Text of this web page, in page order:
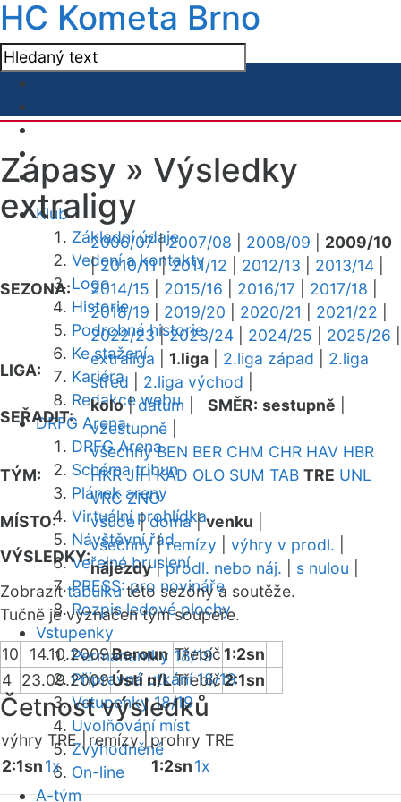
HC Kometa Brno
Klub
Základní údaje
Vedení a kontakty
Logo
Historie
Podrobná historie
Ke stažení
Kariéra
Redakce webu
DRFG Arena
DRFG Arena
Schéma tribun
Plánek areny
Virtuální prohlídka
Návštěvní řád
Veřejné bruslení
PRESS: pro novináře
Rozpis ledové plochy
Vstupenky
Permanentky 18/19
Přípravná utkání 18/19
Vstupenky 18/19
Uvolňování míst
Zvýhodněné
On-line
A-tým
Zápasy » Výsledky
extraligy
SEZONA:
2006/07|2007/08 2008/09
2009/10
|2010/11|2011/12 2012/13 2013/14
2014/15
2015/16 2016/17 2017/18
2018/19
2019/20 2020/21 2021/22
2022/23|2023/24 2024/25 2025/26
LIGA:
extraliga 1.liga 2.liga západ
2.liga
střed
2.liga východ
SEŘADIT:
kolo|datum SMĚR: sestupně
vzestupně
TÝM:
všechny BEN BER CHM CHR HAV HBR
HKR JIH KAD OLO SUM TAB TRE UNL
VRC ZNO
MÍSTO:
všude|doma|venku
VÝSLEDKY:
všechny|remízy výhry v prodl.
nájezdy|prodl. nebo náj. s nulou
Zobrazittabulkutéto sezóny a soutěže.
Tučně je vyznačen tým soupeře.
10 14.10.2009Beroun Třebíč 1:2sn
4 23.09.2009Ústí n/LTřebíč2:1sn
Četnost výsledků
výhry TRE | remízy | prohry TRE
2:1sn1x 1:2sn1x